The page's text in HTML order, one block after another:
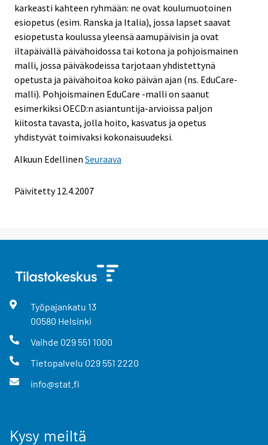
karkeasti kahteen ryhmään: ne ovat koulumuotoinen
esiopetus (esim. Ranska ja Italia), jossa lapset saavat
esiopetusta koulussa yleensä aamupäivisin ja ovat
iltapäivällä päivähoidossa tai kotona ja pohjoismainen
malli, jossa päiväkodeissa tarjotaan yhdistettynä
opetusta ja päivähoitoa koko päivän ajan (ns. EduCare-
malli). Pohjoismainen EduCare -malli on saanut
esimerkiksi OECD:n asiantuntija-arvioissa paljon
kiitosta tavasta, jolla hoito, kasvatus ja opetus
yhdistyvät toimivaksi kokonaisuudeksi.
Alkuun Edellinen Seuraava
Päivitetty12.4.2007
Työpajankatu 13
00580 Helsinki
Vaihde 029 551 1000
Tietopalvelu 029 551 2220
info@stat.fi
Kysy meiltä